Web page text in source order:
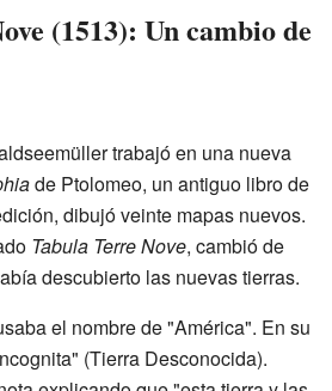
(1513): Un cambio de
trabajó en una nueva
de Ptolomeo, un antiguo libro de
dibujó veinte mapas nuevos.
Tabula Terre Nove, cambió de
descubierto las nuevas tierras.
el nombre de "América". En su
(Tierra Desconocida).